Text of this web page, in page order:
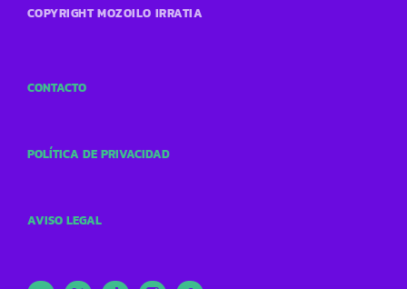
COPYRIGHT MOZOILO IRRATIA
CONTACTO
POLÍTICA DE PRIVACIDAD
AVISO LEGAL